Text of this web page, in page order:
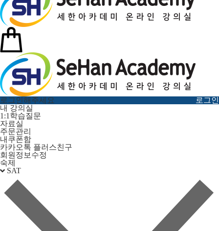
로그인해주세요
로그인
내 강의실
1:1학습질문
자료실
주문관리
내쿠폰함
카카오톡 플러스친구
회원정보수정
숙제
SAT